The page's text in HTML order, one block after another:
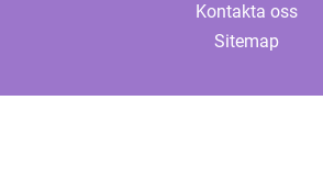
Kontakta oss
Sitemap